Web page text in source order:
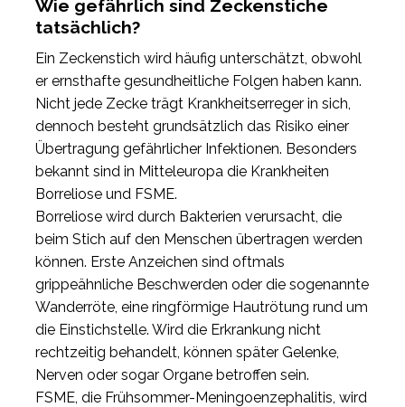
Wie gefährlich sind Zeckenstiche
tatsächlich?
Ein Zeckenstich wird häufig unterschätzt, obwohl
er ernsthafte gesundheitliche Folgen haben kann.
Nicht jede Zecke trägt Krankheitserreger in sich,
dennoch besteht grundsätzlich das Risiko einer
Übertragung gefährlicher Infektionen. Besonders
bekannt sind in Mitteleuropa die Krankheiten
Borreliose und FSME.
Borreliose wird durch Bakterien verursacht, die
beim Stich auf den Menschen übertragen werden
können. Erste Anzeichen sind oftmals
grippeähnliche Beschwerden oder die sogenannte
Wanderröte, eine ringförmige Hautrötung rund um
die Einstichstelle. Wird die Erkrankung nicht
rechtzeitig behandelt, können später Gelenke,
Nerven oder sogar Organe betroffen sein.
FSME, die Frühsommer-Meningoenzephalitis, wird